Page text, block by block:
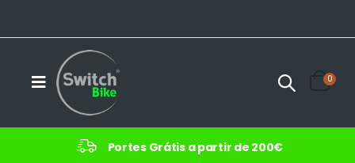
0
Portes Grátis a partir de 200€